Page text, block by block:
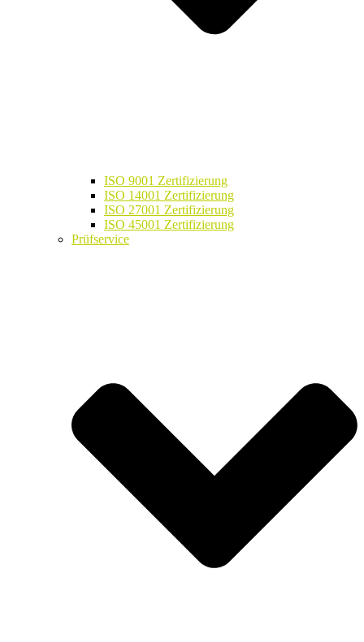
ISO 9001 Zertifizierung
ISO 14001 Zertifizierung
ISO 27001 Zertifizierung
ISO 45001 Zertifizierung
Prüfservice